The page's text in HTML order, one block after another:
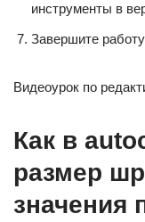
инструменты в
Завершите
Видеоурок по
Как в
размер
значения